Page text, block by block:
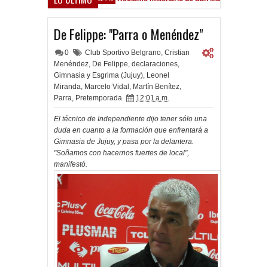
De Felippe: "Parra o Menéndez"
0 Club Sportivo Belgrano, Cristian
Menéndez, De Felippe, declaraciones,
Gimnasia y Esgrima (Jujuy), Leonel
Miranda, Marcelo Vidal , Martín Benítez,
Parra, Pretemporada 12:01 a.m.
El técnico de Independiente dijo tener sólo una
duda en cuanto a la formación que enfrentará a
Gimnasia de Jujuy, y pasa por la delantera.
"Soñamos con hacernos fuertes de local",
manifestó.